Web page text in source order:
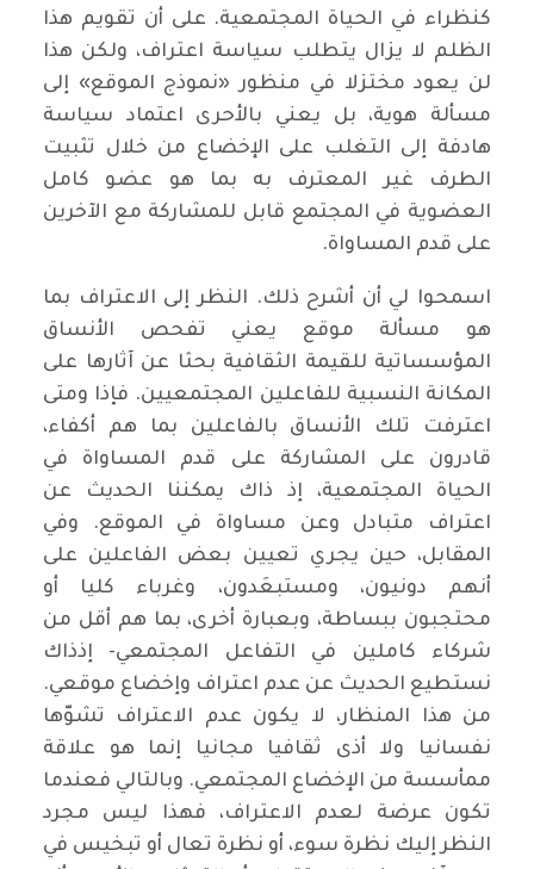
كنظراء في الحياة المجتمعية. على أن تقويم هذا
الظلم لا يزال يتطلب سياسة اعتراف، ولكن هذا
لن يعود مختزلا في منظور «نموذج الموقع» إلى
مسألة هوية، بل يعني بالأحرى اعتماد سياسة
هادفة إلى التغلب على الإخضاع من خلال تثبيت
الطرف غير المعترف به بما هو عضو كامل
العضوية في المجتمع قابل للمشاركة مع الآخرين
على قدم المساواة.
اسمحوا لي أن أشرح ذلك. النظر إلى الاعتراف بما
هو مسألة موقع يعني تفحص الأنساق
المؤسساتية للقيمة الثقافية بحثا عن آثارها على
المكانة النسبية للفاعلين المجتمعيين. فإذا ومتى
اعترفت تلك الأنساق بالفاعلين بما هم أكفاء،
قادرون على المشاركة على قدم المساواة في
الحياة المجتمعية، إذ ذاك يمكننا الحديث عن
اعتراف متبادل وعن مساواة في الموقع. وفي
المقابل، حين يجري تعيين بعض الفاعلين على
أنهم دونيون، ومستبعَدون، وغرباء كليا أو
محتجبون ببساطة، وبعبارة أخرى، بما هم أقل من
شركاء كاملين في التفاعل المجتمعي- إذذاك
نستطيع الحديث عن عدم اعتراف وإخضاع موقعي.
من هذا المنظار، لا يكون عدم الاعتراف تشوّها
نفسانيا ولا أذى ثقافيا مجانيا إنما هو علاقة
ممأسسة من الإخضاع المجتمعي. وبالتالي فعندما
تكون عرضة لعدم الاعتراف، فهذا ليس مجرد
النظر إليك نظرة سوء، أو نظرة تعال أو تبخيس في